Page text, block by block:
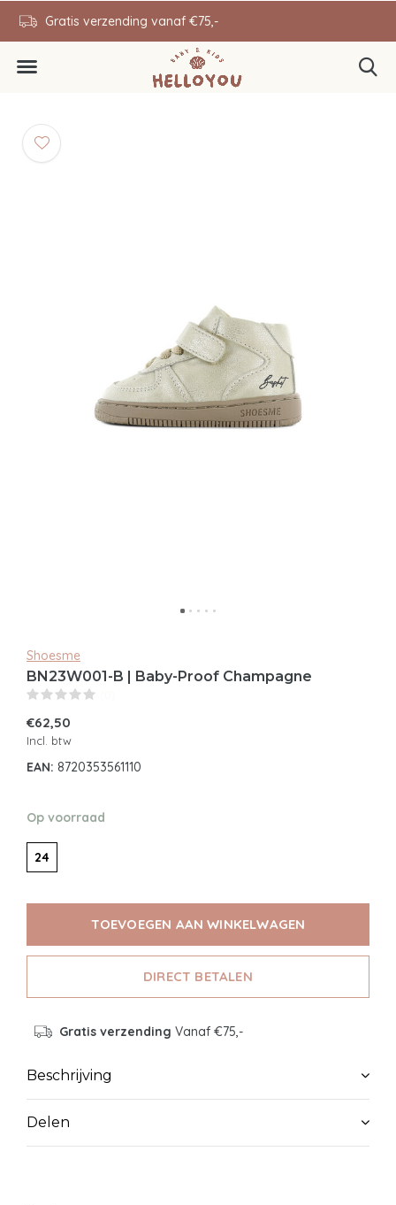
Gratis verzending vanaf €75,-
Shoesme
BN23W001-B | Baby-Proof Champagne
€62,50
Incl. btw
EAN: 8720353561110
Op voorraad
24
TOEVOEGEN AAN WINKELWAGEN
DIRECT BETALEN
Gratis verzending Vanaf €75,-
Beschrijving
Delen